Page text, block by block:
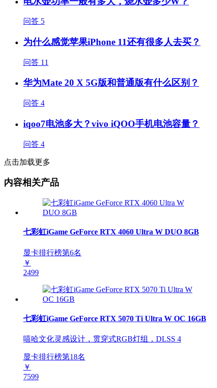
问答 5
为什么感觉苹果iPhone 11还有很多人去买？
问答 11
华为Mate 20 X 5G版和普通版有什么区别？
问答 4
iqoo7电池多大？vivo iQOO手机电池容量？
问答 4
点击加载更多
内容相关产品
七彩虹iGame GeForce RTX 4060 Ultra W DUO 8GB
显卡排行榜第6名
￥
2499
七彩虹iGame GeForce RTX 5070 Ti Ultra W OC 16GB
嘻哈文化灵感设计，贯穿式RGB灯组，DLSS 4
显卡排行榜第18名
￥
7599